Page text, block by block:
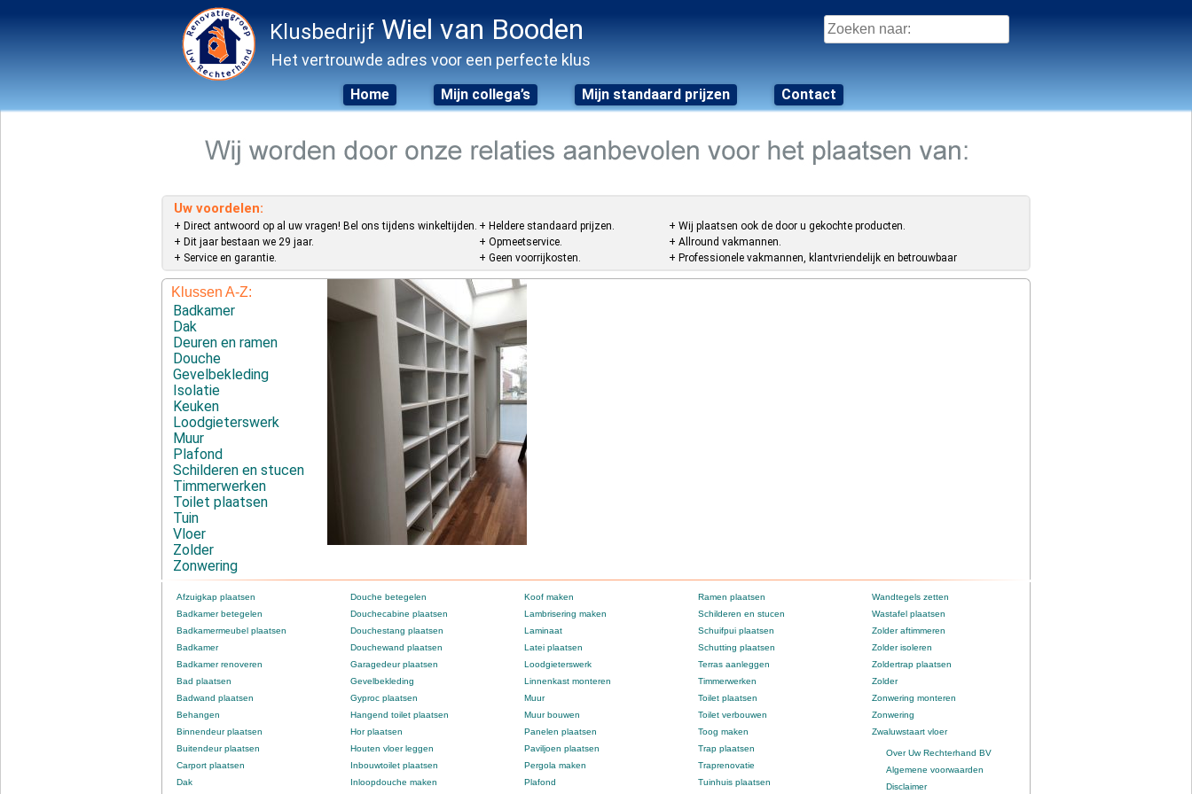
Klusbedrijf Wiel van Booden
Het vertrouwde adres voor een perfecte klus
Zoeken
naar:
Home Mijn collega’s Mijn standaard prijzen Contact
Uw voordelen:
+ Direct antwoord op al uw vragen! Bel ons tijdens winkeltijden.
+ Dit jaar bestaan we 29 jaar.
+ Service en garantie.
+ Heldere standaard prijzen.
+ Opmeetservice.
+ Geen voorrijkosten.
+ Wij plaatsen ook de door u gekochte producten.
+ Allround vakmannen.
+ Professionele vakmannen, klantvriendelijk en betrouwbaar
Klussen A-Z:
Badkamer
Dak
Deuren en ramen
Douche
Gevelbekleding
Isolatie
Keuken
Loodgieterswerk
Muur
Plafond
Schilderen en stucen
Timmerwerken
Toilet plaatsen
Tuin
Vloer
Zolder
Zonwering
Afzuigkap plaatsen
Badkamer betegelen
Badkamermeubel plaatsen
Badkamer
Badkamer renoveren
Bad plaatsen
Badwand plaatsen
Behangen
Binnendeur plaatsen
Buitendeur plaatsen
Carport plaatsen
Dak
Douche betegelen
Douchecabine plaatsen
Douchestang plaatsen
Douchewand plaatsen
Garagedeur plaatsen
Gevelbekleding
Gyproc plaatsen
Hangend toilet plaatsen
Hor plaatsen
Houten vloer leggen
Inbouwtoilet plaatsen
Inloopdouche maken
Koof maken
Lambrisering maken
Laminaat
Latei plaatsen
Loodgieterswerk
Linnenkast monteren
Muur
Muur bouwen
Panelen plaatsen
Paviljoen plaatsen
Pergola maken
Plafond
Ramen plaatsen
Schilderen en stucen
Schuifpui plaatsen
Schutting plaatsen
Terras aanleggen
Timmerwerken
Toilet plaatsen
Toilet verbouwen
Toog maken
Trap plaatsen
Traprenovatie
Tuinhuis plaatsen
Wandtegels zetten
Wastafel plaatsen
Zolder aftimmeren
Zolder isoleren
Zoldertrap plaatsen
Zolder
Zonwering monteren
Zonwering
Zwaluwstaart vloer
Over Uw Rechterhand BV
Algemene voorwaarden
Disclaimer